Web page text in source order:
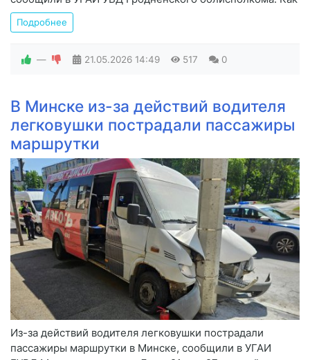
Подробнее
— 21.05.2026 14:49 517 0
В Минске из-за действий водителя
легковушки пострадали пассажиры
маршрутки
Из-за действий водителя легковушки пострадали
пассажиры маршрутки в Минске, сообщили в УГАИ